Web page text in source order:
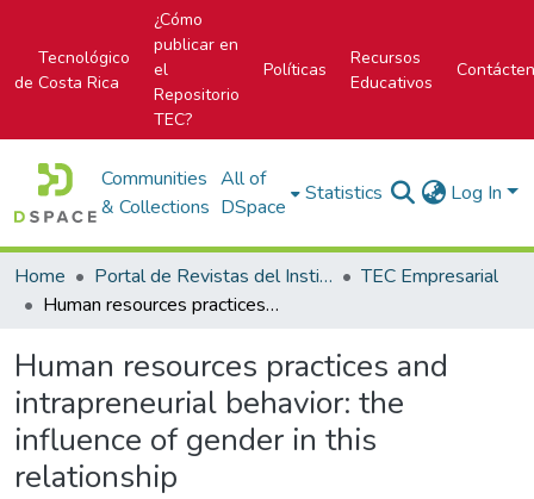
Tecnológico
de Costa Rica
¿Cómo
publicar en
el
Repositorio
TEC?
Políticas
Recursos
Educativos
Communities
& Collections
All of
DSpace
Statistics Log In
Home Portal de Revistas del Instituto Tecnológico de Costa Rica
TEC Empresarial
Human resources practices and intrapreneurial behavior: the influence of gender in this relationship
Human resources practices and
intrapreneurial behavior: the
influence of gender in this
relationship